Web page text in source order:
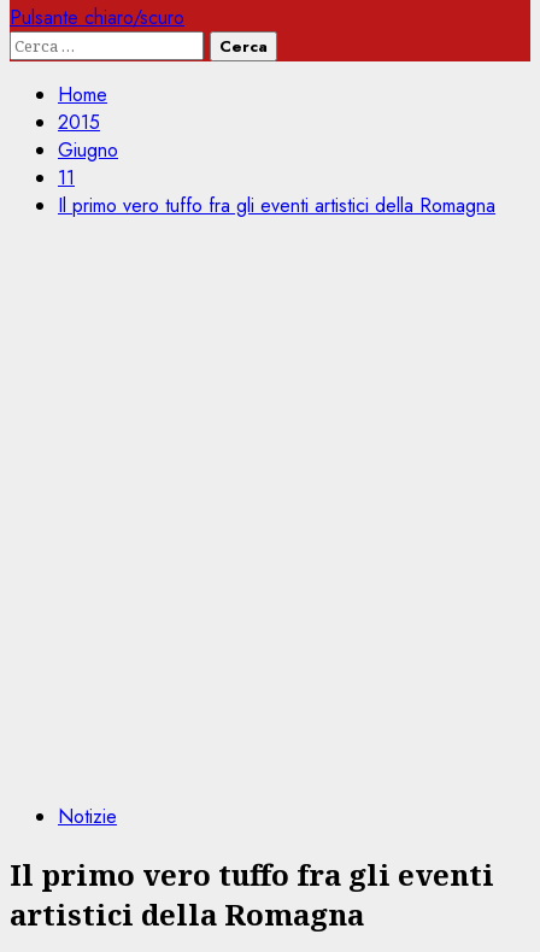
Pulsante chiaro/scuro
Ricerca
Home
2015
Giugno
11
Il primo vero tuffo fra gli eventi artistici della Romagna
Notizie
Il primo vero tuffo fra gli eventi
artistici della Romagna